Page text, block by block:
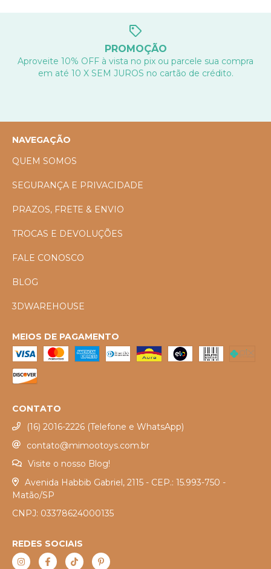
PROMOÇÃO
Aproveite 10% OFF à vista no pix ou parcele sua compra
em até 10 X SEM JUROS no cartão de crédito.
NAVEGAÇÃO
QUEM SOMOS
SEGURANÇA E PRIVACIDADE
PRAZOS, FRETE & ENVIO
TROCAS E DEVOLUÇÕES
FALE CONOSCO
BLOG
3DWAREHOUSE
MEIOS DE PAGAMENTO
CONTATO
(16) 2016-2226 (Telefone e WhatsApp)
contato@mimootoys.com.br
Visite o nosso Blog!
Avenida Habbib Gabriel, 2115 - CEP.: 15.993-750 -
Matão/SP
CNPJ: 03378624000135
REDES SOCIAIS